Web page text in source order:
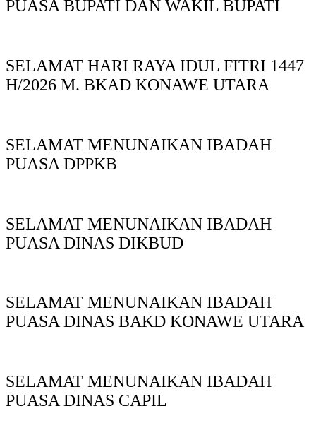
PUASA BUPATI DAN WAKIL BUPATI
SELAMAT HARI RAYA IDUL FITRI 1447
H/2026 M. BKAD KONAWE UTARA
SELAMAT MENUNAIKAN IBADAH
PUASA DPPKB
SELAMAT MENUNAIKAN IBADAH
PUASA DINAS DIKBUD
SELAMAT MENUNAIKAN IBADAH
PUASA DINAS BAKD KONAWE UTARA
SELAMAT MENUNAIKAN IBADAH
PUASA DINAS CAPIL